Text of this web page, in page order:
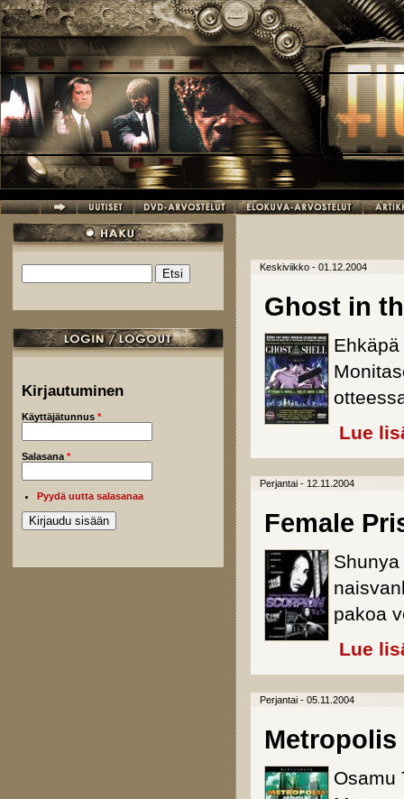
Hyppää pääsisältöön
Hakulomake
Kirjautuminen
Käyttäjätunnus *
Salasana *
Pyydä uutta salasanaa
Keskiviikko - 01.12.2004
Ghost in
Lue
Perjantai - 12.11.2004
Female
pakoa
Lue
Perjantai - 05.11.2004
Metropolis
Osamu